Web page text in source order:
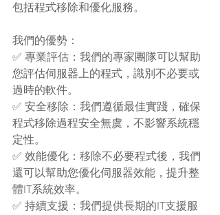
包括程式移除和優化服務。
我們的優勢：
✅ 專業評估：我們的專家團隊可以幫助
您評估伺服器上的程式，識別不必要或
過時的軟件。
✅ 安全移除：我們遵循最佳實踐，確保
程式移除過程安全無虞，不影響系統穩
定性。
✅ 效能優化：移除不必要程式後，我們
還可以幫助您優化伺服器效能，提升整
體IT系統效率。
✅ 持續支援：我們提供長期的IT支援服